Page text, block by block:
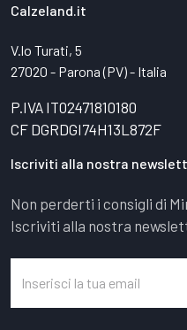
Calzeland.it
V.lo Turati, 5
27020 - Parona (PV) - Italia
P.IVA IT02471810180
CF DGRDGI74H13L872F
Iscriviti alla nostra
Non perderti i consigli di
Iscriviti alla nostra